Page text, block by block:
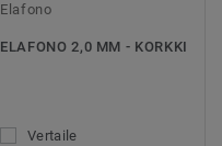
Elafono
ELAFONO 2,0 MM - KORKKI
Vertaile